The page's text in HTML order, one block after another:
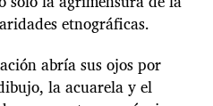
etnográficas.
abría sus ojos por
la acuarela y el